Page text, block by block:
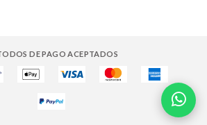
DE PAGO ACEPTADOS